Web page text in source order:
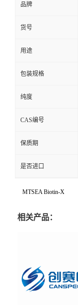
品牌
货号
用途
包装规格
纯度
CAS编号
保质期
是否进口
MTSEA Biotin-X
相关产品：